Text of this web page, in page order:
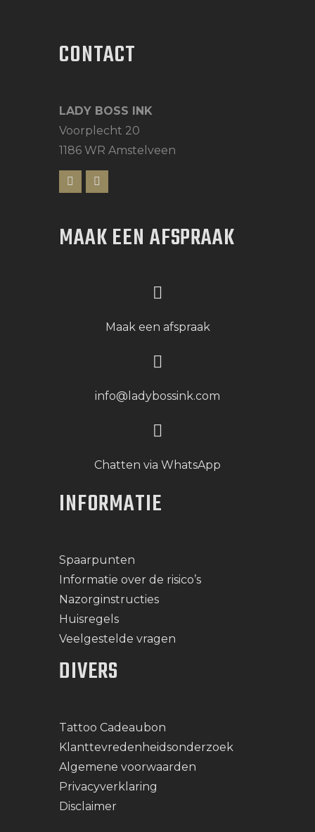
CONTACT
LADY BOSS INK
Voorplecht 20
1186 WR Amstelveen
MAAK EEN AFSPRAAK
Maak een afspraak
info@ladybossink.com
Chatten via WhatsApp
INFORMATIE
Spaarpunten
Informatie over de risico’s
Nazorginstructies
Huisregels
Veelgestelde vragen
DIVERS
Tattoo Cadeaubon
Klanttevredenheidsonderzoek
Algemene voorwaarden
Privacyverklaring
Disclaimer